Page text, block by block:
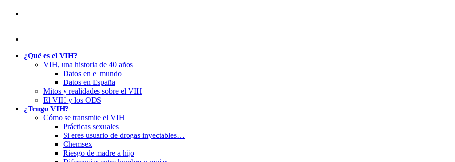
¿Qué es el VIH?
VIH, una historia de 40 años
Datos en el mundo
Datos en España
Mitos y realidades sobre el VIH
El VIH y los ODS
¿Tengo VIH?
Cómo se transmite el VIH
Prácticas sexuales
Si eres usuario de drogas inyectables…
Chemsex
Riesgo de madre a hijo